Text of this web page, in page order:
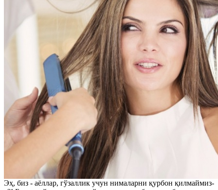
Эҳ, биз - аёллар, гўзаллик учун нималарни қурбон қилмаймиз-